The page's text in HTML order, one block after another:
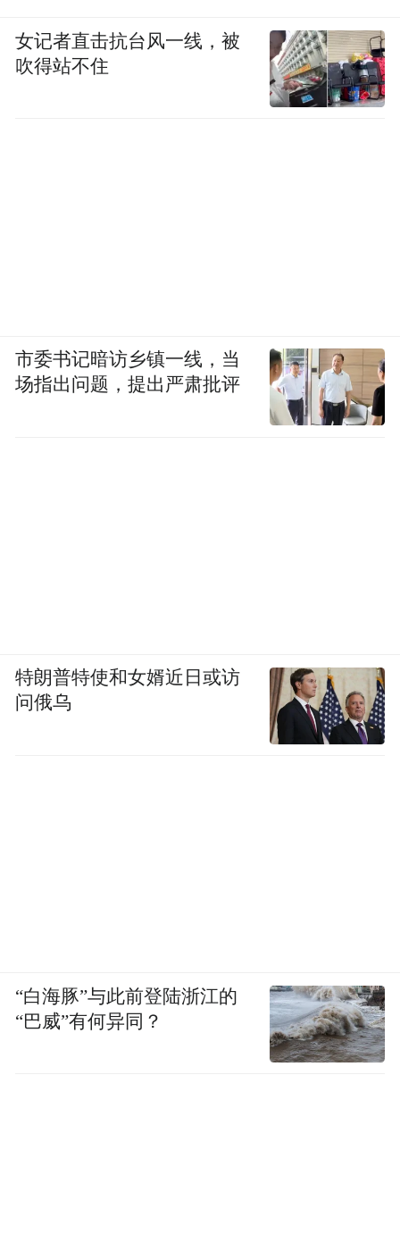
女记者直击抗台风一线，被
吹得站不住
市委书记暗访乡镇一线，当
场指出问题，提出严肃批评
特朗普特使和女婿近日或访
问俄乌
“白海豚”与此前登陆浙江的
“巴威”有何异同？